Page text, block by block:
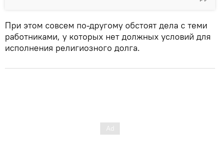
При этом совсем по-другому обстоят дела с теми
работниками, у которых нет должных условий для
исполнения религиозного долга.